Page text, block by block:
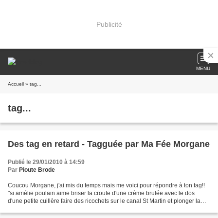
Publicité
MENU
Accueil » tag...
tag...
Des tag en retard - Tagguée par Ma Fée Morgane
Publié le 29/01/2010 à 14:59
Par Pioute Brode
Coucou Morgane, j'ai mis du temps mais me voici pour répondre à ton tag!!
"si amélie poulain aime briser la croute d'une crème brulée avec le dos
d'une petite cuillère faire des ricochets sur le canal St Martin et plonger la